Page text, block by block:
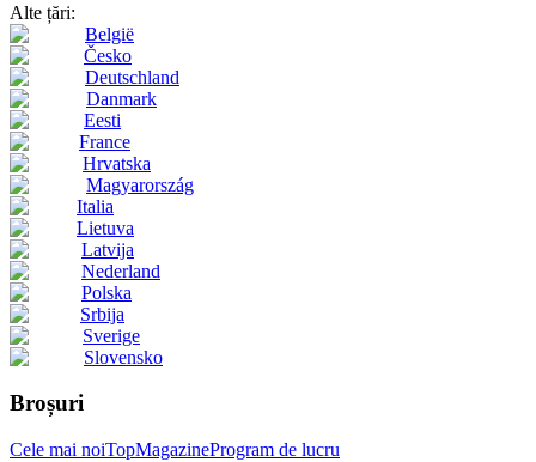
Alte țări:
België
Česko
Deutschland
Danmark
Eesti
France
Hrvatska
Magyarország
Italia
Lietuva
Latvija
Nederland
Polska
Srbija
Sverige
Slovensko
Broșuri
Cele mai noiTopMagazineProgram de lucru